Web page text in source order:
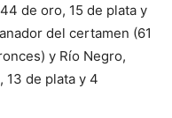
de oro, 15 de plata y
del certamen (61
y Río Negro,
13 de plata y 4